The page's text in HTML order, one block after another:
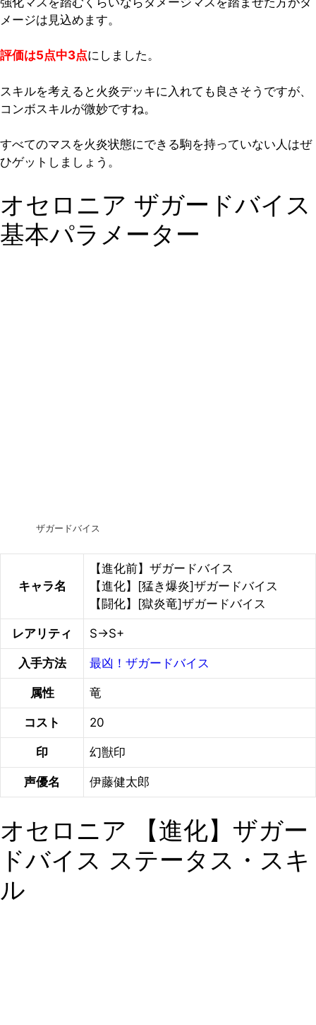
メージは見込めます。
評価は5点中3点にしました。
スキルを考えると火炎デッキに入れても良さそうですが、
コンボスキルが微妙ですね。
すべてのマスを火炎状態にできる駒を持っていない人はぜ
ひゲットしましょう。
オセロニア ザガードバイス
基本パラメーター
ザガードバイス
キャラ名
【進化前】ザガードバイス
【進化】[猛き爆炎]ザガードバイス
【闘化】[獄炎竜]ザガードバイス
レアリティ S→S+
入手方法 最凶！ザガードバイス
属性 竜
コスト 20
印 幻獣印
声優名 伊藤健太郎
オセロニア 【進化】ザガー
ドバイス ステータス・スキ
ル